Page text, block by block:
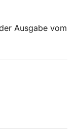
Ausgabe vom